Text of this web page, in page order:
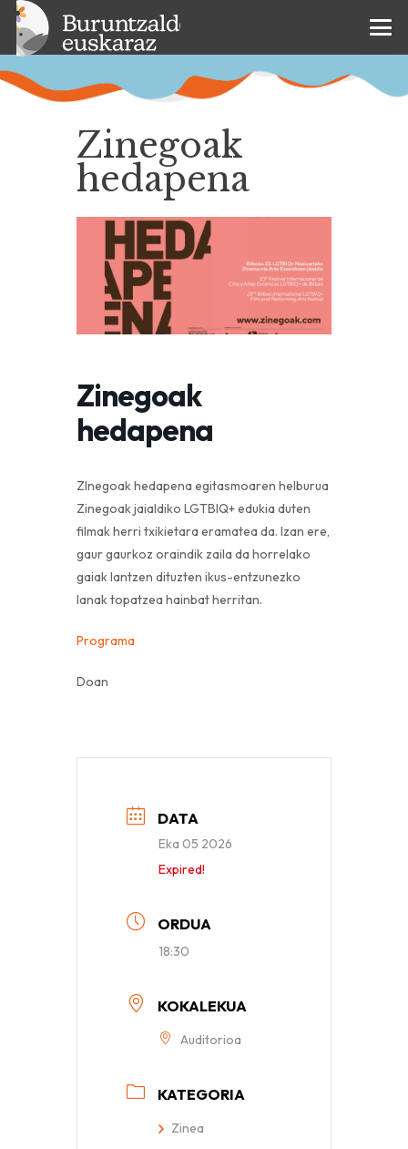
Zinegoak
hedapena
Zinegoak
hedapena
ZInegoak hedapena egitasmoaren helburua
Zinegoak jaialdiko LGTBIQ+ edukia duten
filmak herri txikietara eramatea da. Izan ere,
gaur gaurkoz oraindik zaila da horrelako
gaiak lantzen dituzten ikus-entzunezko
lanak topatzea hainbat herritan.
Programa
Doan
DATA
Eka 05 2026
Expired!
ORDUA
18:30
KOKALEKUA
Auditorioa
KATEGORIA
Zinea